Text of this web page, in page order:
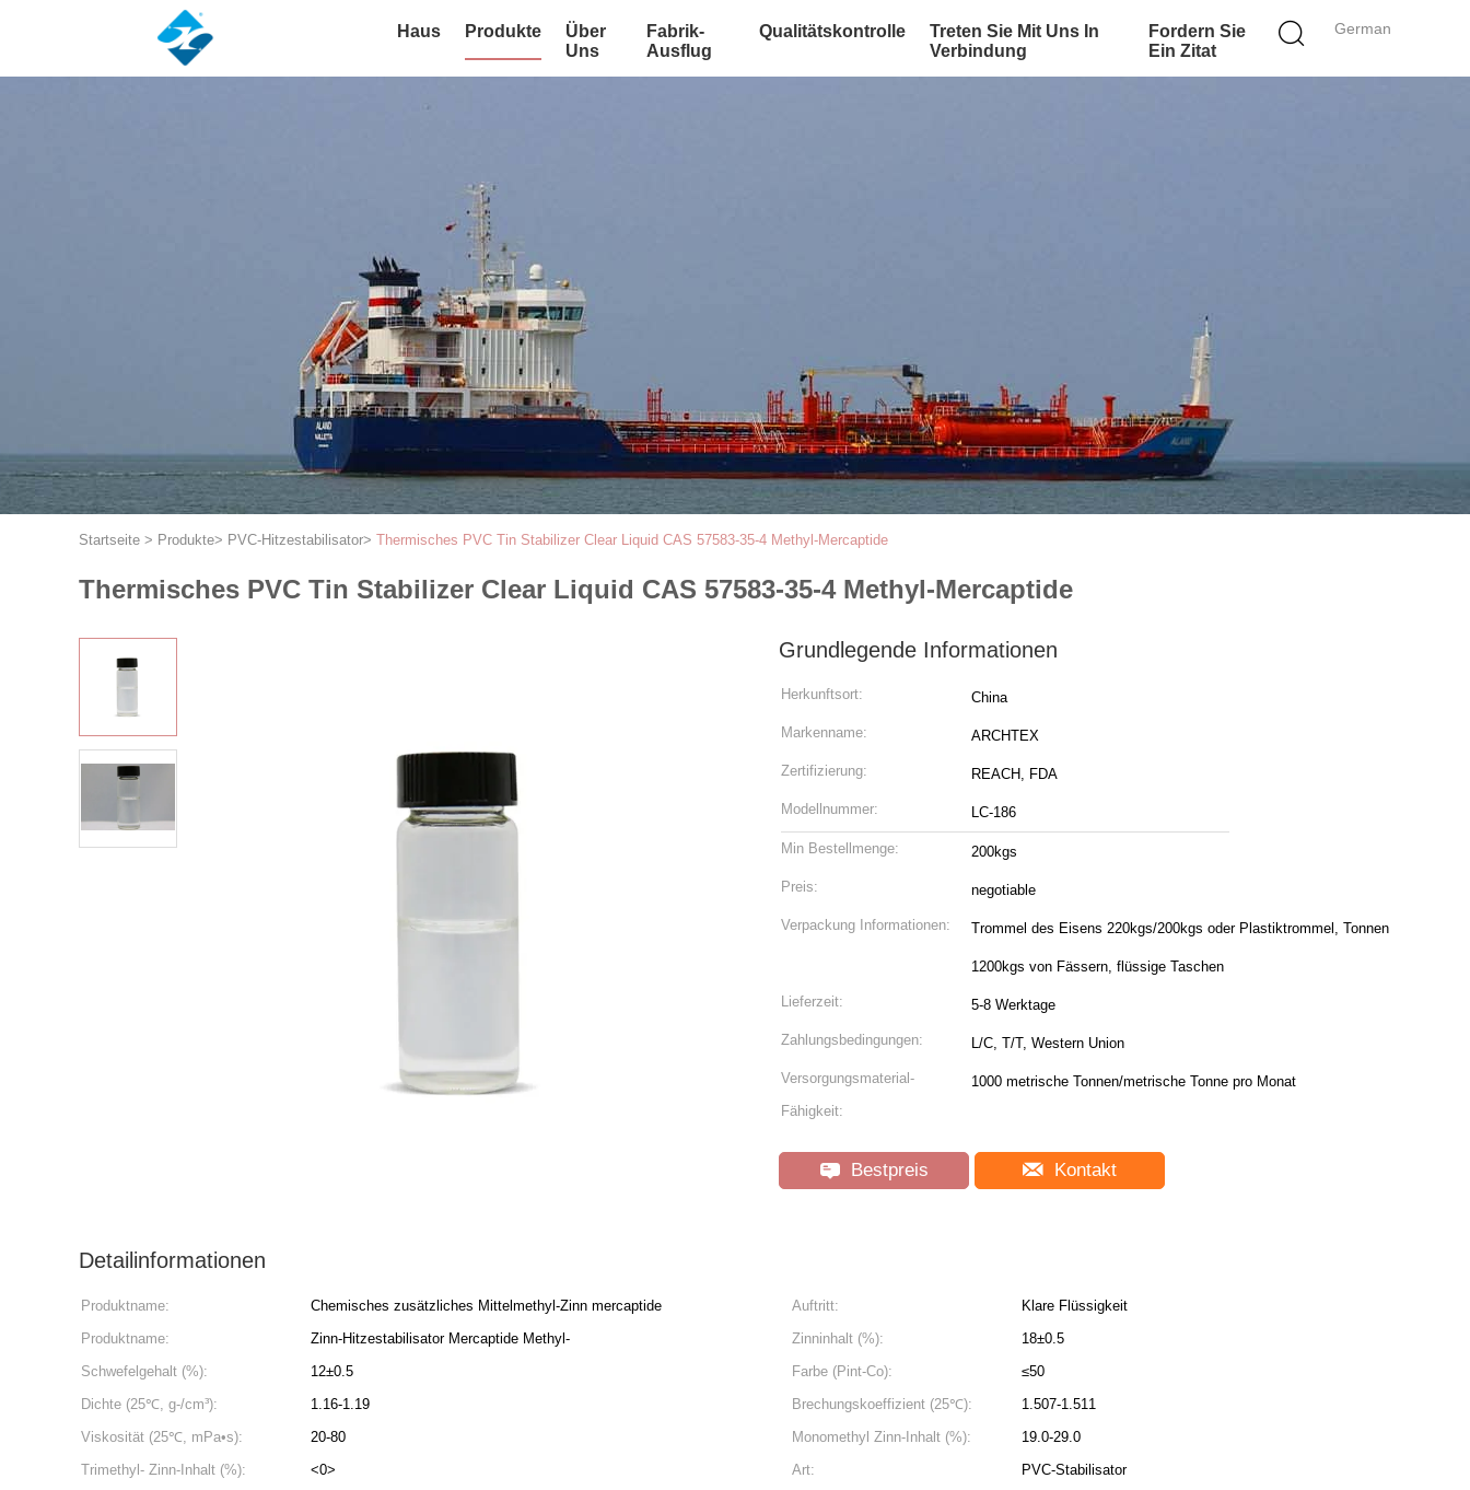
German
Haus Produkte
Über
Uns
Fabrik-
Ausflug
Qualitätskontrolle
Treten Sie Mit Uns In
Verbindung
Fordern Sie
Ein Zitat
Startseite > Produkte> PVC-Hitzestabilisator> Thermisches PVC Tin Stabilizer Clear Liquid CAS 57583-35-4 Methyl-Mercaptide
Thermisches PVC Tin Stabilizer Clear Liquid CAS 57583-35-4 Methyl-Mercaptide
Grundlegende Informationen
Herkunftsort: China
Markenname: ARCHTEX
Zertifizierung: REACH, FDA
Modellnummer: LC-186
Min Bestellmenge: 200kgs
Preis: negotiable
Verpackung Informationen: Trommel des Eisens 220kgs/200kgs oder Plastiktrommel, Tonnen
1200kgs von Fässern, flüssige Taschen
Lieferzeit: 5-8 Werktage
Zahlungsbedingungen: L/C, T/T, Western Union
Versorgungsmaterial-
Fähigkeit:
1000 metrische Tonnen/metrische Tonne pro Monat
Bestpreis Kontakt
Detailinformationen
Produktname: Chemisches zusätzliches Mittelmethyl-Zinn mercaptide Auftritt:
Klare Flüssigkeit
Produktname:
Zinn-Hitzestabilisator Mercaptide Methyl- Zinninhalt (%):
18±0.5
Schwefelgehalt (%):
12±0.5 Farbe (Pint-Co):
≤50
Dichte (25℃, g-/cm³):
1.16-1.19 Brechungskoeffizient (25℃):
1.507-1.511
Viskosität (25℃, mPa•s):
20-80 Monomethyl Zinn-Inhalt (%):
19.0-29.0
Trimethyl- Zinn-Inhalt (%):
<0> Art:
PVC-Stabilisator